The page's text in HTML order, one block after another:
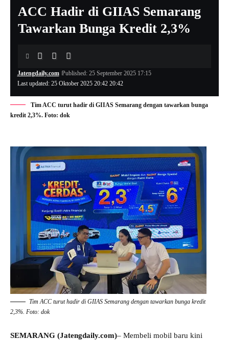
ACC Hadir di GIIAS Semarang
Tawarkan Bunga Kredit 2,3%
Last updated: 25 Oktober 2025 20:42 20:42
Jatengdaily.com Published: 25 September 2025 17:15
Tim ACC turut hadir di GIIAS Semarang dengan tawarkan bunga
kredit 2,3%. Foto: dok
Tim ACC turut hadir di GIIAS Semarang dengan tawarkan bunga kredit
2,3%. Foto: dok
SEMARANG (Jatengdaily.com)– Membeli mobil baru kini